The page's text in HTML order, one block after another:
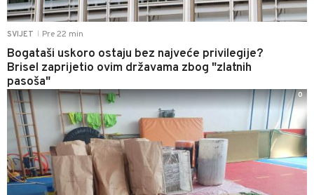
SVIJET Pre 22 min
Bogataši uskoro ostaju bez najveće privilegije?
Brisel zaprijetio ovim državama zbog "zlatnih
pasoša"
0